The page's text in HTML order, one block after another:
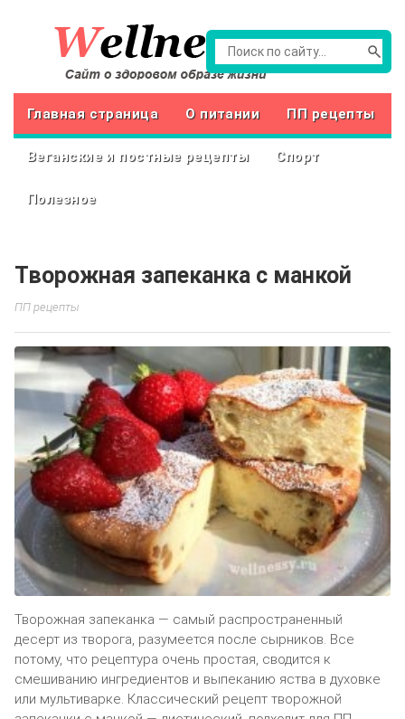
Главная страница О питании ПП рецепты
Веганские и постные рецепты Спорт
Полезное
Творожная запеканка с манкой
ПП рецепты
Творожная запеканка — самый распространенный
десерт из творога, разумеется после сырников. Все
потому, что рецептура очень простая, сводится к
смешиванию ингредиентов и выпеканию яства в духовке
или мультиварке. Классический рецепт творожной